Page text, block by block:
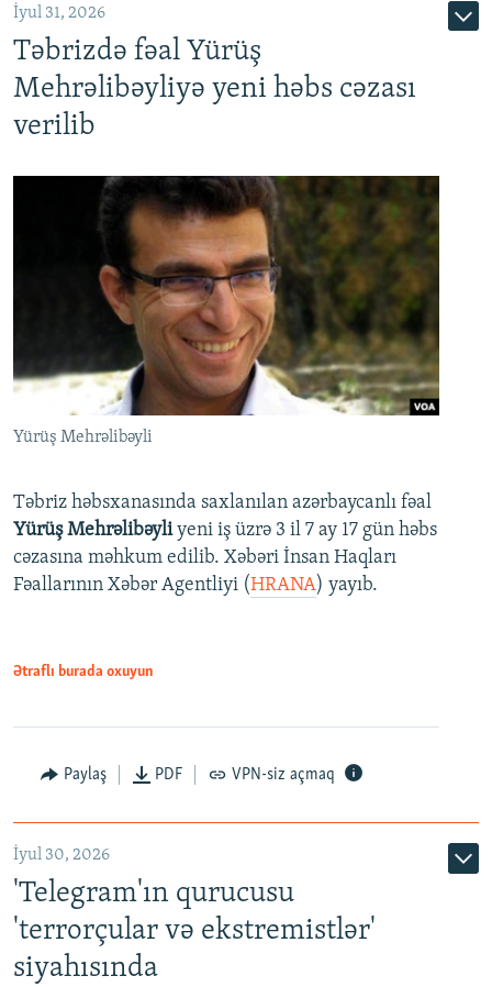
İyul 31, 2026
Təbrizdə fəal Yürüş
Mehrəlibəyliyə yeni həbs cəzası
verilib
Yürüş Mehrəlibəyli
Təbriz həbsxanasında saxlanılan azərbaycanlı fəal
Yürüş Mehrəlibəyliyeni iş üzrə 3 il 7 ay 17 gün həbs
cəzasına məhkum edilib. Xəbəri İnsan Haqları
Fəallarının Xəbər Agentliyi (HRANA) yayıb.
Ətraflı burada oxuyun
Paylaş PDF VPN-siz açmaq
İyul 30, 2026
'Telegram'ın qurucusu
'terrorçular və ekstremistlər'
siyahısında